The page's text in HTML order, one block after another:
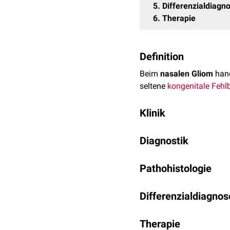
5
6 Therapie
Definition
Beim nasalen Gliom
seltene kongenitale
Klinik
Nasenwurzelauffällig.
Diagnostik
überhaupt, in Form eines
Pathohistologie
Epidermoid-
Therapie